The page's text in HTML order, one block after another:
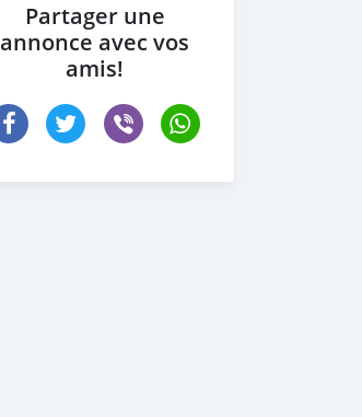
Partager une
annonce avec vos
amis!